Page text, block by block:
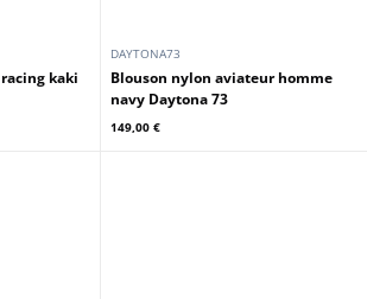
DAYTONA73
Blouson homme style racing navy
Daytona